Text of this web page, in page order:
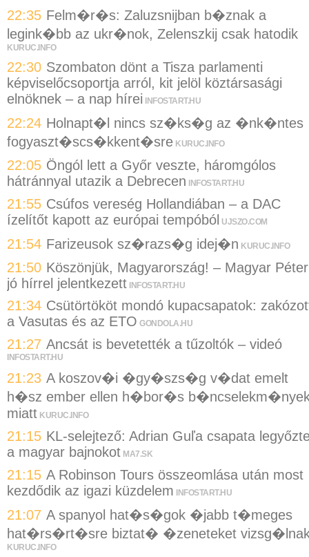
22:35 Felm�r�s: Zaluzsnijban b�znak a
legink�bb az ukr�nok, Zelenszkij csak hatodik
KURUC.INFO
22:30 Szombaton dönt a Tisza parlamenti
képviselőcsoportja arról, kit jelöl köztársasági
elnöknek – a nap hírei INFOSTART.HU
22:24 Holnapt�l nincs sz�ks�g az �nk�ntes
fogyaszt�scs�kkent�sre KURUC.INFO
22:05 Öngól lett a Győr veszte, háromgólos
hátránnyal utazik a Debrecen
INFOSTART.HU
21:55 Csúfos vereség Hollandiában – a DAC
ízelítőt kapott az európai tempóból UJSZO.COM
21:54 Farizeusok sz�razs�g idej�n KURUC.INFO
21:50 Köszönjük, Magyarország! – Magyar Péter
jó hírrel jelentkezett INFOSTART.HU
21:34 Csütörtököt mondó kupacsapatok:
a Vasutas és az ETO GONDOLA.HU
21:27 Ancsát is bevetették a tűzoltók – videó
INFOSTART.HU
21:23 A koszov�i �gy�szs�g v�dat emelt
h�sz ember ellen h�bor�s
miatt KURUC.INFO
21:15 KL-selejtező: Adrian Guľa csapata
a magyar bajnokot MA7.SK
21:15 A Robinson Tours összeomlása után most
kezdődik az igazi küzdelem INFOSTART.HU
21:07 A spanyol hat�s�gok �jabb t�meges
hat�rs�rt�sre biztat� �zeneteket
KURUC.INFO